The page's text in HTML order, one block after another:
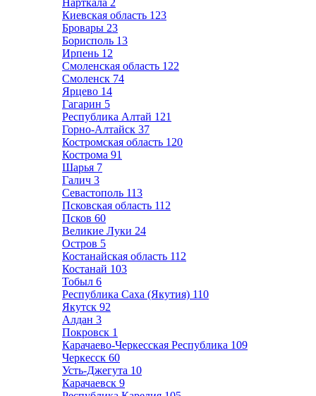
Нарткала 2
Киевская область 123
Бровары 23
Борисполь 13
Ирпень 12
Смоленская область 122
Смоленск 74
Ярцево 14
Гагарин 5
Республика Алтай 121
Горно-Алтайск 37
Костромская область 120
Кострома 91
Шарья 7
Галич 3
Севастополь 113
Псковская область 112
Псков 60
Великие Луки 24
Остров 5
Костанайская область 112
Костанай 103
Тобыл 6
Республика Саха (Якутия) 110
Якутск 92
Алдан 3
Покровск 1
Карачаево-Черкесская Республика 109
Черкесск 60
Усть-Джегута 10
Карачаевск 9